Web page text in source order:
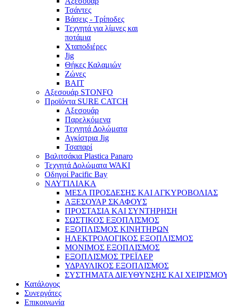
Τσάντες
Βάσεις - Τρίποδες
Τεχνητά για λίμνες και
ποτάμια
Χταποδιέρες
Jig
Θήκες Καλαμιών
Ζώνες
BAIT
Αξεσουάρ STONFO
Προϊόντα SURE CATCH
Αξεσουάρ
Παρελκόμενα
Τεχνητά Δολώματα
Αγκίστρια Jig
Τσαπαρί
Βαλιτσάκια Plastica Panaro
Τεχνητά Δολώματα WAKI
Οδηγοί Pacific Bay
ΝΑΥΤΙΛΙΑΚΑ
ΜΕΣΑ ΠΡΟΣΔΕΣΗΣ ΚΑΙ ΑΓΚΥΡΟΒΟΛΙΑΣ
ΑΞΕΣΟΥΑΡ ΣΚΑΦΟΥΣ
ΠΡΟΣΤΑΣΙΑ ΚΑΙ ΣΥΝΤΗΡΗΣΗ
ΣΩΣΤΙΚΟΣ ΕΞΟΠΛΙΣΜΟΣ
ΕΞΟΠΛΙΣΜΟΣ ΚΙΝΗΤΗΡΩΝ
ΗΛΕΚΤΡΟΛΟΓΙΚΟΣ ΕΞΟΠΛΙΣΜΟΣ
ΜΟΝΙΜΟΣ ΕΞΟΠΛΙΣΜΟΣ
ΕΞΟΠΛΙΣΜΟΣ ΤΡΕΪΛΕΡ
ΥΔΡΑΥΛΙΚΟΣ ΕΞΟΠΛΙΣΜΟΣ
ΣΥΣΤΗΜΑΤΑ ΔΙΕΥΘΥΝΣΗΣ ΚΑΙ
Κατάλογος
Συνεργάτες
Επικοινωνία